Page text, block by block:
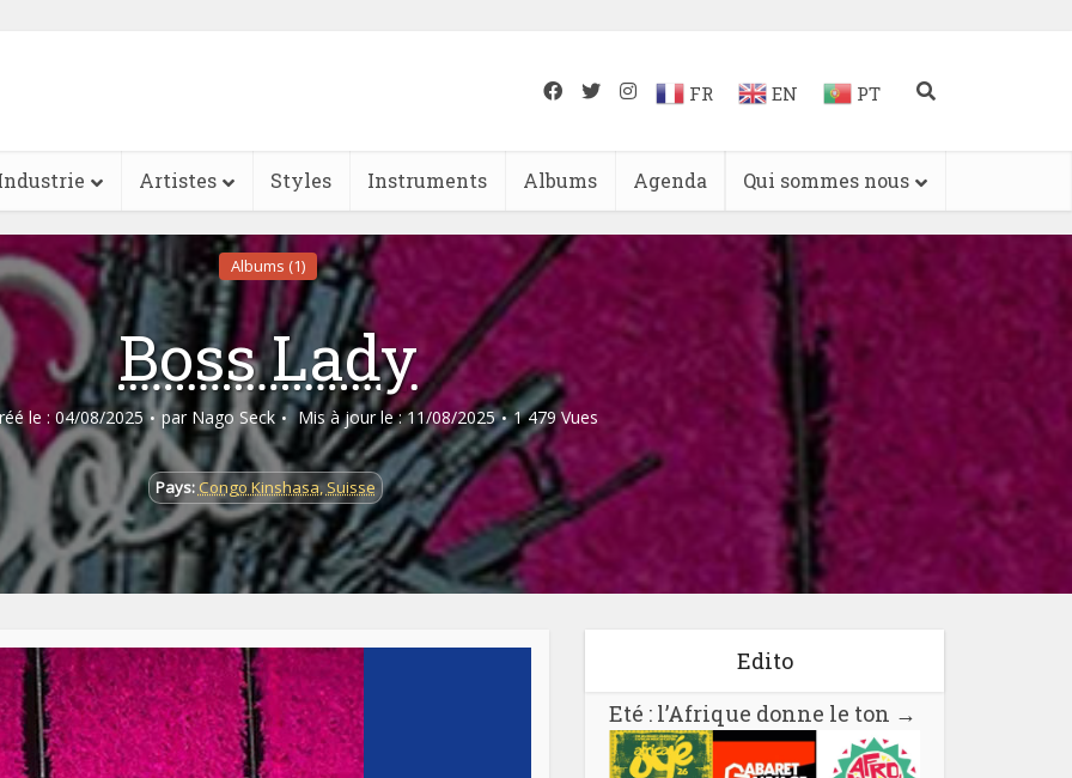
FR EN PT
Artistes Styles Instruments Albums Agenda Qui sommes nous
Albums (1)
Boss Lady
le : 04/08/2025 par Nago Seck Mis à jour le : 11/08/2025 1 479 Vues
Pays: Congo Kinshasa,Suisse
Edito
Eté : l’Afrique donne le ton →